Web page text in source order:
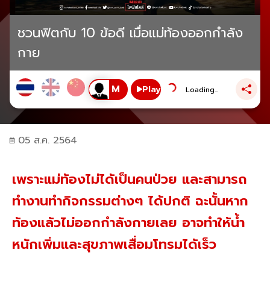
ชวนฟิตกับ 10 ข้อดี เมื่อแม่ท้องออกกำลัง
กาย
Play Loading...
05 ส.ค. 2564
เพราะแม่ท้องไม่ได้เป็นคนป่วย และสามารถ
ทำงานทำกิจกรรมต่างๆ ได้ปกติ ฉะนั้นหาก
ท้องแล้วไม่ออกกำลังกายเลย อาจทำให้น้ำ
หนักเพิ่มและสุขภาพเสื่อมโทรมได้เร็ว